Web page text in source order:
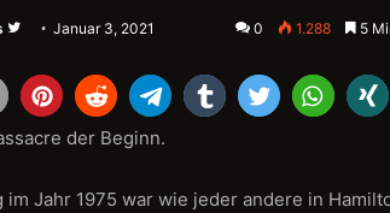
Folge
auf
Twitter
Januar 3, 2021 0 1.288 5
der Beginn.
im Jahr 1975 war wie jeder andere in